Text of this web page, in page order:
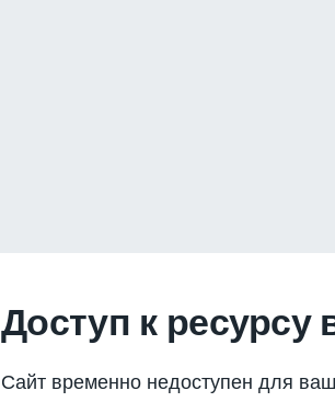
Доступ к ресурсу
Сайт временно недоступен для